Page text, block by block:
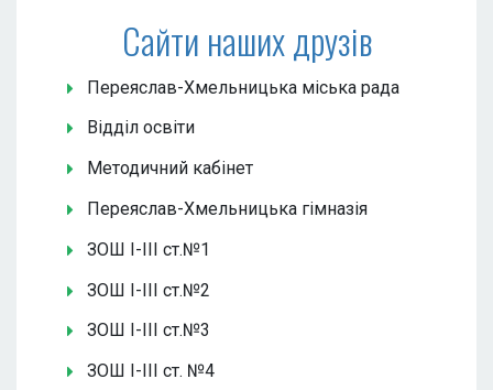
Сайти наших друзів
Переяслав-Хмельницька міська рада
Відділ освіти
Методичний кабінет
Переяслав-Хмельницька гімназія
ЗОШ І-ІІІ ст.№1
ЗОШ І-ІІІ ст.№2
ЗОШ І-ІІІ ст.№3
ЗОШ І-ІІІ ст. №4